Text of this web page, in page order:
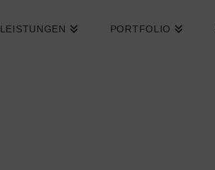
LEISTUNGEN PORTFOLIO